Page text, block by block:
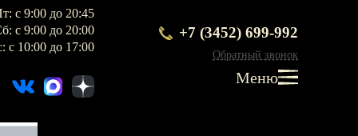
с 9:00 до 20:45
с 9:00 до 20:00
с 10:00 до 17:00
+7 (3452) 699-992
Обратный звонок
Меню
с 9:00 до 20:45
с 9:00 до 20:00
+7 (3452) 699-992
Обратный звонок
Меню